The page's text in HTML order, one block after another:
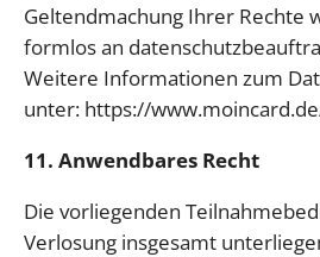
Geltendmachung Ihrer Rechte
formlos an
Weitere Informationen zum
unter: https://
11. Anwendbares Recht
Die vorliegenden
Verlosung insgesamt